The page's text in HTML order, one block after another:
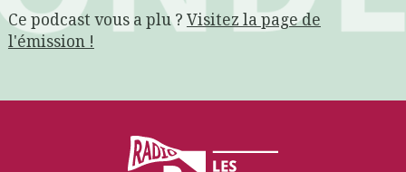
Ce podcast vous a plu ? Visitez la page de
l'émission !